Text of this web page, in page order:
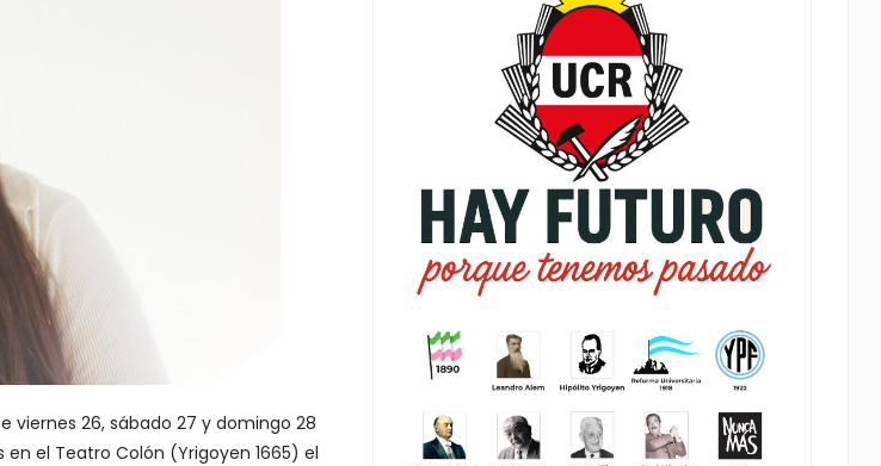
viernes 26, sábado 27 y domingo 28
en el Teatro Colón (Yrigoyen 1665) el